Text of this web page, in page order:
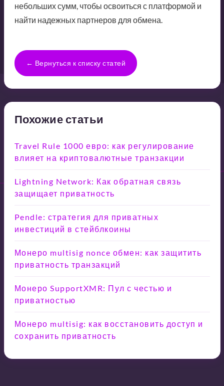
небольших сумм, чтобы освоиться с платформой и
найти надежных партнеров для обмена.
← Вернуться к списку статей
Похожие статьи
Travel Rule 1000 евро: как регулирование
влияет на криптовалютные транзакции
Lightning Network: Как обратная связь
защищает приватность
Pendle: стратегия для приватных
инвестиций в стейблкоины
Монеро multisig nonce обмен: как защитить
приватность транзакций
Монеро SupportXMR: Пул с честью и
приватностью
Монеро multisig: как восстановить доступ и
сохранить приватность